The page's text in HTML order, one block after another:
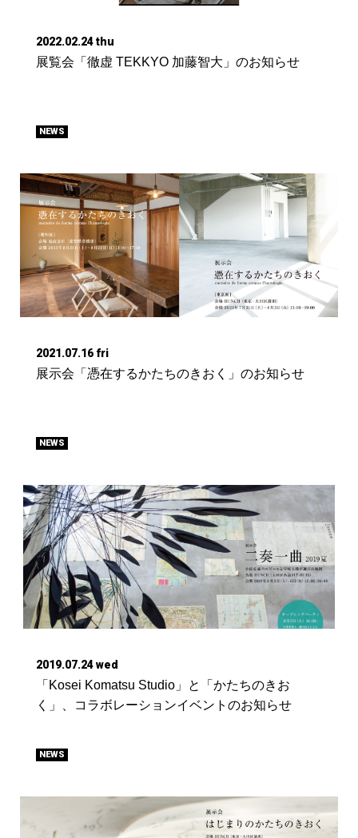
2022.02.24 thu
展覧会「徹虚 TEKKYO 加藤智大」のお知らせ
NEWS
2021.07.16 fri
展示会「憑在するかたちのきおく」のお知らせ
NEWS
2019.07.24 wed
「Kosei Komatsu Studio」と「かたちのきお
く」、コラボレーションイベントのお知らせ
NEWS